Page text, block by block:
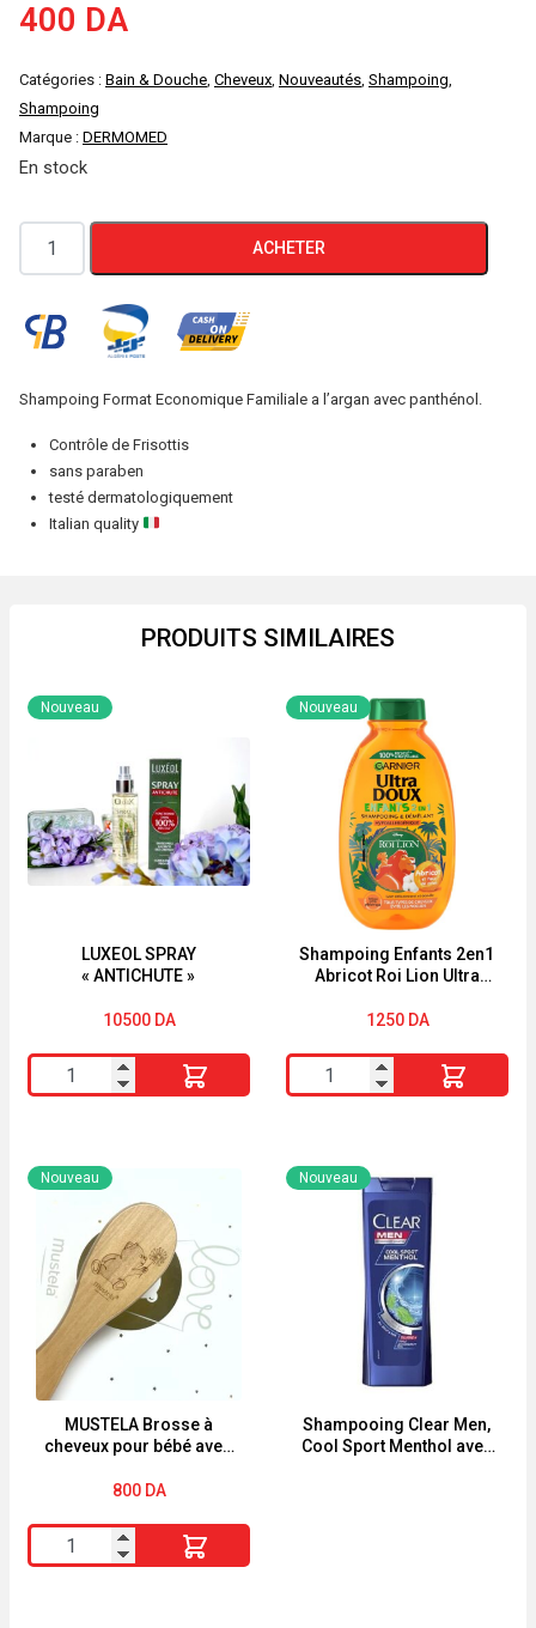
400 DA
Catégories : Bain & Douche, Cheveux, Nouveautés, Shampoing,
Shampoing
Marque : DERMOMED
En stock
quantité
de
Shampoing
Dermomed
Total
ACHETER
Shampoing Format Economique Familiale a l’argan avec panthénol.
Contrôle de Frisottis
sans paraben
testé dermatologiquement
Italian quality
PRODUITS SIMILAIRES
LUXEOL SPRAY
« ANTICHUTE »
Nouveau
10500 DA
quantité
de
SPRAY
"ANTICHUTE"
Shampoing Enfants 2en1
Abricot Roi Lion Ultra
Nouveau
1250 DA
quantité
de
Enfants
2en1
MUSTELA Brosse à
cheveux pour bébé avec
Nouveau
800 DA
quantité
de
Shampooing Clear Men,
Cool Sport Menthol avec
Nouveau